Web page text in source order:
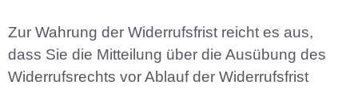
Zur Wahrung der Widerrufsfrist reicht es aus,
dass Sie die Mitteilung über die Ausübung des
Widerrufsrechts vor Ablauf der Widerrufsfrist